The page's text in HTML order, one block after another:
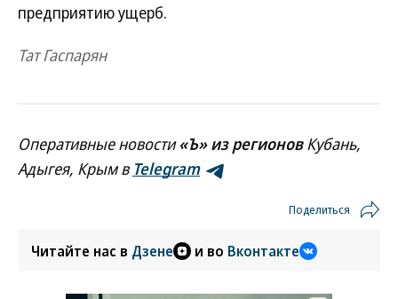
предприятию ущерб.
Тат Гаспарян
Оперативные новости«Ъ» из регионовКубань,
Адыгея, Крым в Telegram
Поделиться
Читайте нас в Дзене и во Вконтакте